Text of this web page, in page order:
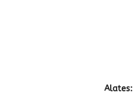
Alates: